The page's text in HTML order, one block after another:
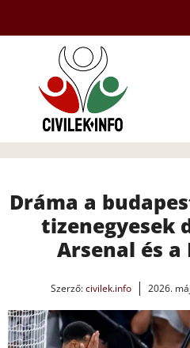
tartalomba
Dráma a
tizenegyesek
Arsenal és a
Szerző:civilek.info 2026.